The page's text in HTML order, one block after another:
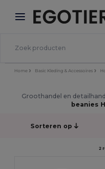
× Egotier-app
Betere prijzen in de
Home Basic Kleding & Accessoires
Groothandel en
beanies
Sorteren op
2